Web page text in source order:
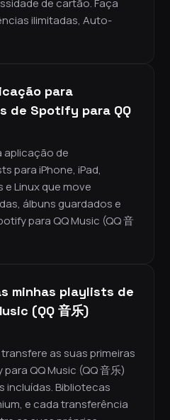
de cartão. Faça
ilimitadas, Auto-
para
de Spotify para QQ
aplicação de
para iPhone, iPad,
e Linux que move
álbuns guardados e
para QQ Music (QQ 音
minhas playlists de
(QQ 音乐)
as suas primeiras
QQ Music (QQ 音乐)
incluídas. Bibliotecas
e cada transferência